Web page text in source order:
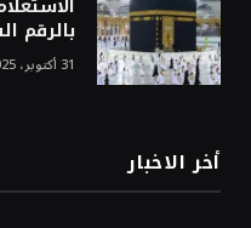
بالرقم
31 أكتوبر، 2025
أخر الاخبار